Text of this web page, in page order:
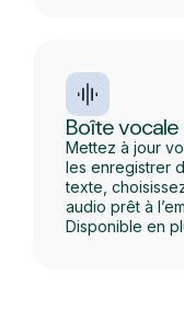
Boîte vocale
Mettez à jour
les enregistrer
texte,
audio prêt à
Disponible en